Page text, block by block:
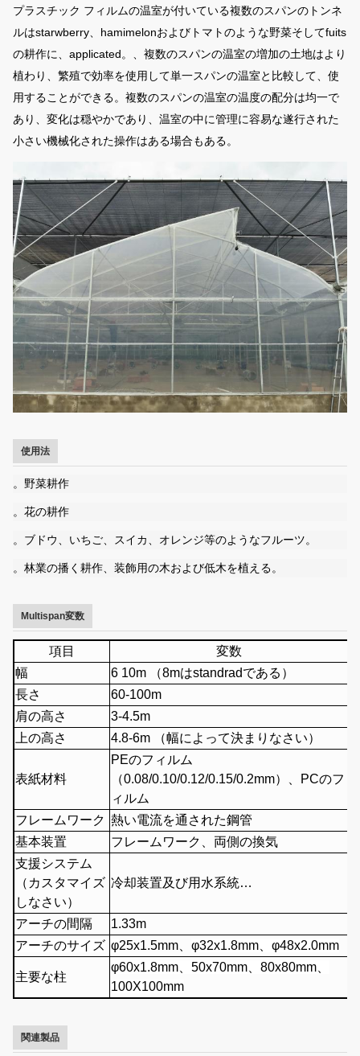
プラスチック フィルムの温室が付いている複数のスパンのトンネ
ルはstarwberry、hamimelonおよびトマトのような野菜そしてfuits
の耕作に、applicated。、複数のスパンの温室の増加の土地はより
植わり、 繁殖で効率を使用して単一スパンの温室と比較して 、使
用することができる。 複数のスパンの温室の温度の配分は均一で
あり、変化は穏やかであり、 温室の中に管理に容易な遂行された
小さい機械化された操作はある場合もある。
使用法
。野菜耕作
。花の耕作
。ブドウ、いちご、スイカ、オレンジ等のようなフルーツ。
。林業の播く耕作、装飾用の木および低木を植える。
Multispan変数
項目
変数
幅
6 10m （8mはstandradである）
長さ
60-100m
肩の高さ
3-4.5m
上の高さ
4.8-6m （幅によって決まりなさい）
表紙材料
PEのフィルム
（0.08/0.10/0.12/0.15/0.2mm）、PCのフ
ィルム
フレームワーク 熱い電流を通された鋼管
基本装置
フレームワーク、両側の換気
支援システム
（カスタマイズ
しなさい）
冷却装置及び用水系統…
アーチの間隔
1.33m
アーチのサイズ φ25x1.5mm、 φ32x1.8mm φ48x2.0mm
主要な柱
φ60x1.8mm、50x70mm、80x80mm、
100X100mm
関連製品